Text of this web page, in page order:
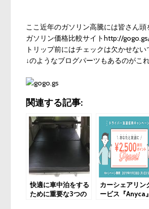
ここ近年のガソリン高騰には皆さん
ガソリン価格比較サイトhttp://
トリップ前にはチェックは欠かせない
↓のようなブログパーツもあるのがこ
関連する記事:
快適に車中泊をする
ために重要な3つの
カーシェアリン
ービス『Anyca